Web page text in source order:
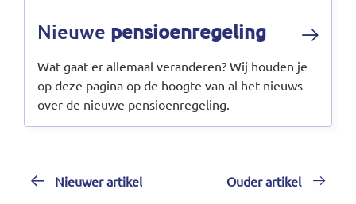
Nieuwe pensioenregeling
Wat gaat er allemaal veranderen? Wij houden je
op deze pagina op de hoogte van al het nieuws
over de nieuwe pensioenregeling.
Nieuwer artikel Ouder artikel